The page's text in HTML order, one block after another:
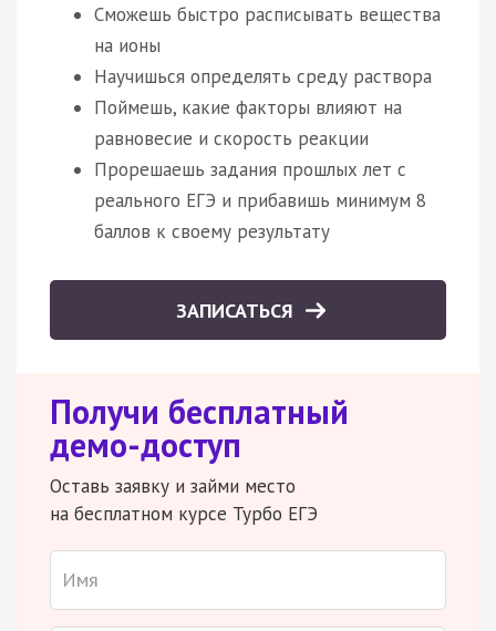
Сможешь быстро расписывать вещества
на ионы
Научишься определять среду раствора
Поймешь, какие факторы влияют на
равновесие и скорость реакции
Прорешаешь задания прошлых лет с
реального ЕГЭ и прибавишь минимум 8
баллов к своему результату
ЗАПИСАТЬСЯ
Получи бесплатный
демо-доступ
Оставь заявку и займи место
на бесплатном курсе Турбо ЕГЭ